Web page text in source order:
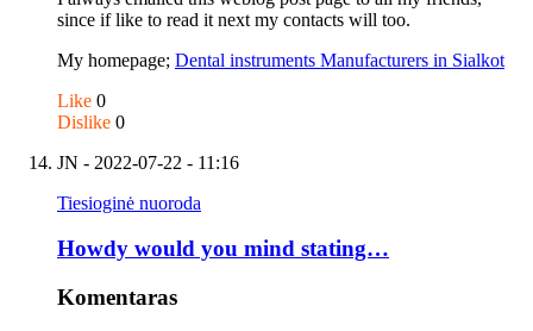
since if like to read it next my contacts will too.
My homepage; Dental instruments Manufacturers in Sialkot
Like 0
Dislike 0
JN - 2022-07-22 - 11:16
Tiesioginė nuoroda
Howdy would you mind stating…
Komentaras